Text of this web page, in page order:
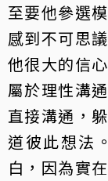
至要他參選
感到不可思
他很大的信
屬於理性溝
直接溝通，
道彼此想法
白，因為實